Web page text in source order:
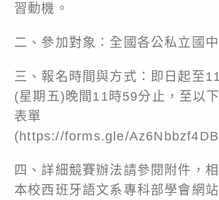
習動機。
二、參加對象：全國各公私立國
三、報名時間與方式：即日起至
(星期五)晚間11時59分止，至以
表單
(https://forms.gle/
四、詳細競賽辦法請參閱附件，
本校西班牙語文系專科部學會網站